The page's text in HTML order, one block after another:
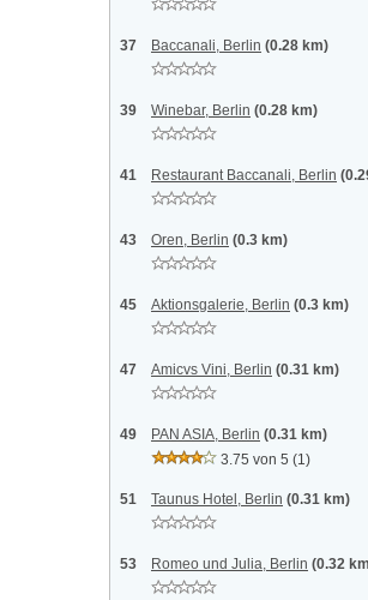
37 Baccanali, Berlin (0.28 km)
39 Winebar, Berlin (0.28 km)
41 Restaurant Baccanali, Berlin
43 Oren, Berlin (0.3 km)
45 Aktionsgalerie, Berlin (0.3 km)
47 Amicvs Vini, Berlin (0.31 km)
49 PAN ASIA, Berlin (0.31 km)
3.75 von 5 (1)
51 Taunus Hotel, Berlin (0.31 km)
53 Romeo und Julia, Berlin (0.32